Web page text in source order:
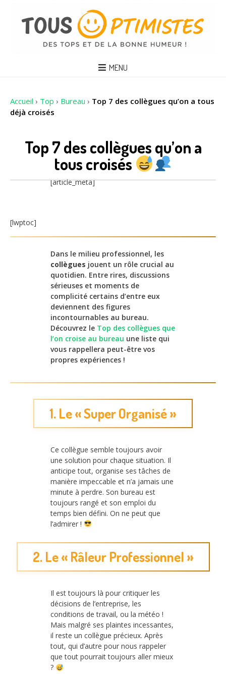
MENU
Accueil › Top › Bureau › Top 7 des collègues qu’on a tous
déjà croisés
Top 7 des collègues qu’on a
tous croisés
[article_meta]
[lwptoc]
Dans le milieu professionnel, les
collègues jouent un rôle crucial au
quotidien. Entre rires, discussions
sérieuses et moments de
complicité certains d’entre eux
deviennent des figures
incontournables au bureau.
Découvrez le Top des collègues que
l’on croise au bureau une liste qui
vous rappellera peut-être vos
propres expériences !
1. Le « Super Organisé »
Ce collègue semble toujours avoir
une solution pour chaque situation. Il
anticipe tout, organise ses tâches de
manière impeccable et n’a jamais une
minute à perdre. Son bureau est
toujours rangé et son emploi du
temps bien défini. On ne peut que
l’admirer !
2. Le « Râleur Professionnel »
Il est toujours là pour critiquer les
décisions de l’entreprise, les
conditions de travail, ou la météo !
Mais malgré ses plaintes incessantes,
il reste un collègue précieux. Après
tout, qui d’autre pour nous rappeler
que tout pourrait toujours aller mieux
?